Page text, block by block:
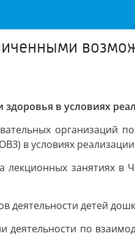
в условиях
организаций
в условиях
занятиях в
деятельности детей
по